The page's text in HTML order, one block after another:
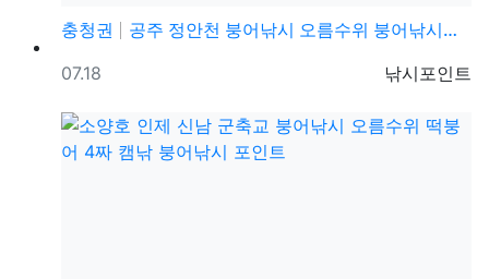
충청권
공주 정안천 붕어낚시 오름수위 붕어낚시포인트 출조
등록자
낚시포인트
등록일
07.18